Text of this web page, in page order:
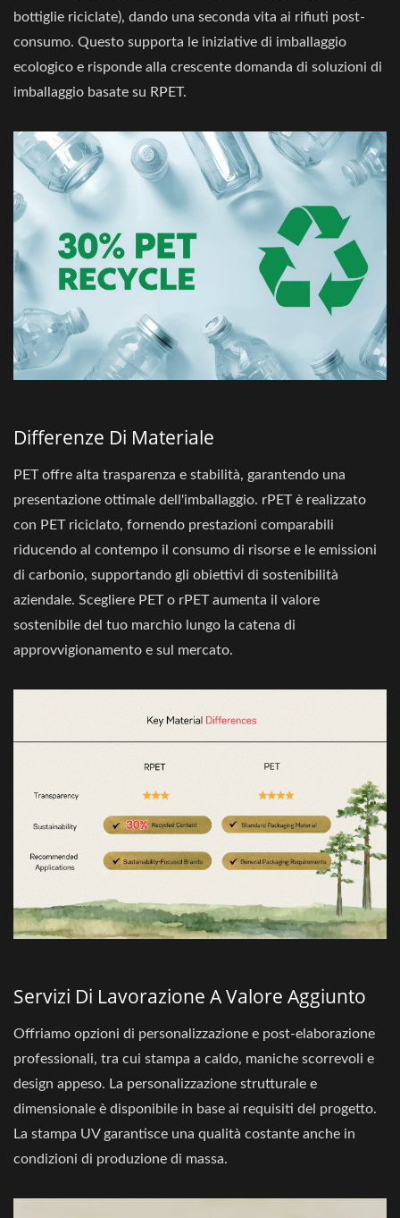
bottiglie riciclate), dando una seconda vita ai rifiuti post-
consumo. Questo supporta le iniziative di imballaggio
ecologico e risponde alla crescente domanda di soluzioni di
imballaggio basate su RPET.
Differenze Di Materiale
PET offre alta trasparenza e stabilità, garantendo una
presentazione ottimale dell'imballaggio. rPET è realizzato
con PET riciclato, fornendo prestazioni comparabili
riducendo al contempo il consumo di risorse e le emissioni
di carbonio, supportando gli obiettivi di sostenibilità
aziendale. Scegliere PET o rPET aumenta il valore
sostenibile del tuo marchio lungo la catena di
approvvigionamento e sul mercato.
Servizi Di Lavorazione A Valore Aggiunto
Offriamo opzioni di personalizzazione e post-elaborazione
professionali, tra cui stampa a caldo, maniche scorrevoli e
design appeso. La personalizzazione strutturale e
dimensionale è disponibile in base ai requisiti del progetto.
La stampa UV garantisce una qualità costante anche in
condizioni di produzione di massa.